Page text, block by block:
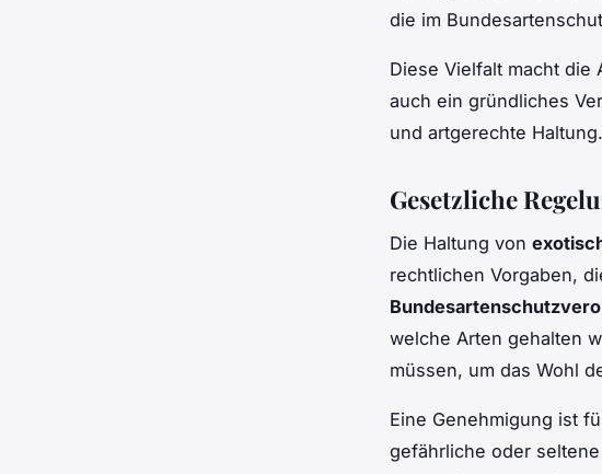
die im
Diese Vielfalt macht die
auch ein gründliches
und artgerechte Haltung.
Gesetzliche
Die Haltung von
rechtlichen Vorgaben,
welche Arten gehalten
müssen, um das Wohl
Eine Genehmigung ist
gefährliche oder